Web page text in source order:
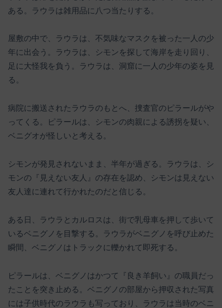
ある。ラウラは雑用品に八つ当たりする。
屋敷の中で、ラウラは、不気味なマスクを被った一人の少
年に出会う。ラウラは、シモンを探して海岸を走り回り、
足に大怪我を負う。ラウラは、洞窟に一人の少年の姿を見
る。
病院に搬送されたラウラのもとへ、捜査官のピラールがや
ってくる。ピラールは、シモンの肉親による誘拐を疑い、
ベニグオが怪しいと考える。
シモンが発見されないまま、半年が過ぎる。ラウラは、シ
モンの『見えない友人』の存在を認め、シモンは見えない
友人達に連れて行かれたのだと信じる。
ある日、ラウラとカルロスは、街で乳母車を押して歩いて
いるベニグノを目撃する。ラウラがベニグノを呼び止めた
瞬間、ベニグノはトラックに轢かれて即死する。
ピラールは、ベニグノはかつて『良き羊飼い』の職員だっ
たことを突き止める。ベニグノの部屋から押収された写真
には子供時代のラウラも写っており、ラウラは当時のベニ